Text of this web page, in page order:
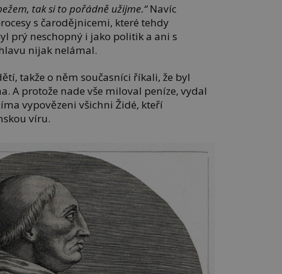
tak si to pořádně užijme.“Navíc
s čarodějnicemi, které tehdy
prý neschopný i jako politik a ani s
nijak nelámal.
takže o něm současníci říkali, že byl
A protože nade vše miloval peníze, vydal
vypovězeni všichni Židé, kteří
víru.